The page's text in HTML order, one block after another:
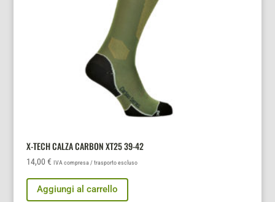
X-TECH CALZA CARBON XT25 39-42
14,00 € IVA compresa / trasporto escluso
Aggiungi al carrello